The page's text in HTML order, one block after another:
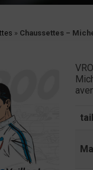
» Chaussettes –